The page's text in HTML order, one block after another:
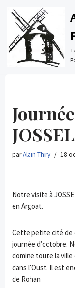
Aller
au
contenu
parAlain Thiry 18
Notre visite à
en Argoat.
Cette petite cité de
journée d’octobre.
domine toute la
dans l’Oust. Il est
de Rohan